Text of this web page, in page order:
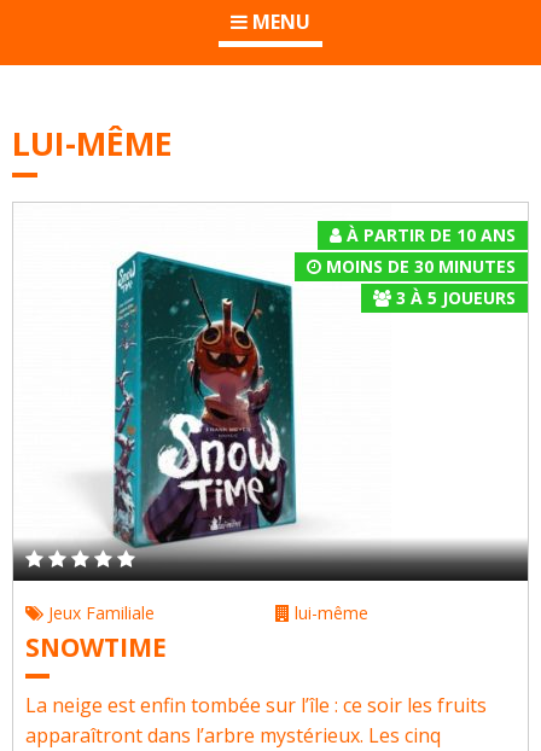
MENU
LUI-MÊME
À PARTIR DE 10 ANS
MOINS DE 30 MINUTES
3 À 5 JOUEURS
Jeux Familiale lui-même
SNOWTIME
La neige est enfin tombée sur l’île : ce soir les fruits
apparaîtront dans l’arbre mystérieux. Les cinq